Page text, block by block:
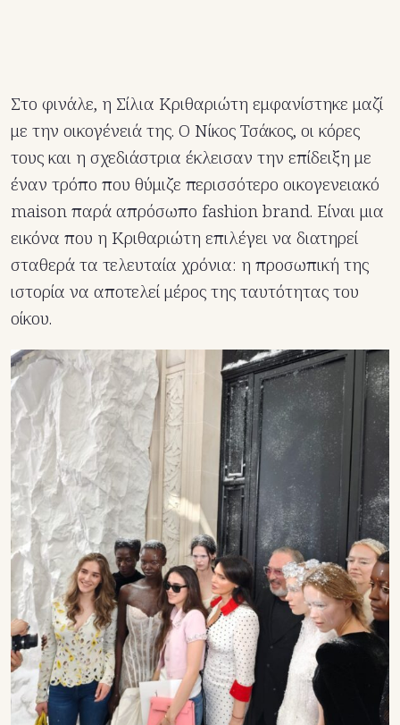
Στο φινάλε, η Σίλια Κριθαριώτη εμφανίστηκε μαζί
με την οικογένειά της. Ο Νίκος Τσάκος, οι κόρες
τους και η σχεδιάστρια έκλεισαν την επίδειξη με
έναν τρόπο που θύμιζε περισσότερο οικογενειακό
maison παρά απρόσωπο fashion brand. Είναι μια
εικόνα που η Κριθαριώτη επιλέγει να διατηρεί
σταθερά τα τελευταία χρόνια: η προσωπική της
ιστορία να αποτελεί μέρος της ταυτότητας του
οίκου.